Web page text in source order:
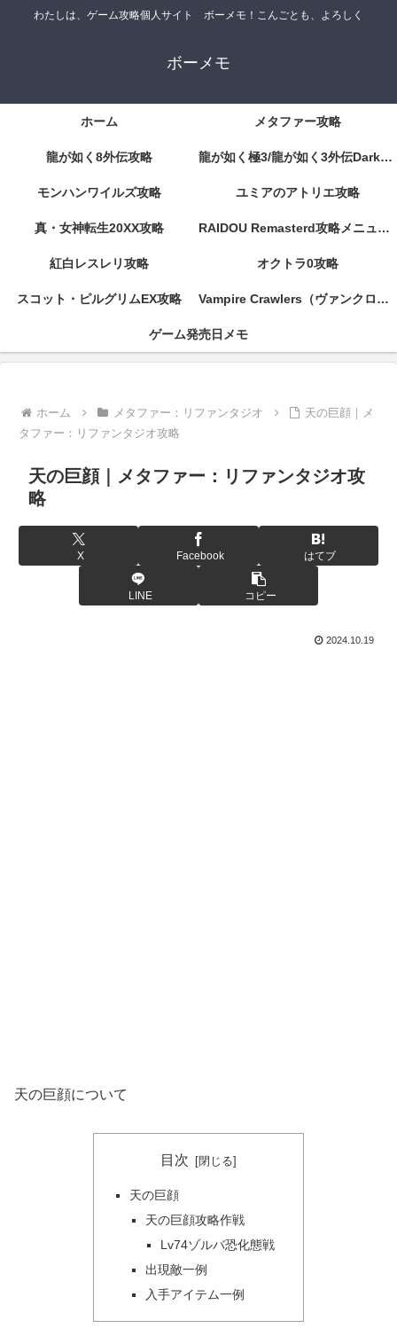
わたしは、ゲーム攻略個人サイト ボーメモ！こんごとも、よろしく
ボーメモ
ホーム メタファー攻略
龍が如く8外伝攻略 龍が如く極3/龍が如く3外伝DarkTies攻略
モンハンワイルズ攻略 ユミアのアトリエ攻略
真・女神転生20XX攻略 RAIDOU Remasterd攻略メニューページ
紅白レスレリ攻略 オクトラ0攻略
スコット・ピルグリムEX攻略 Vampire Crawlers（ヴァンクロ）攻略
ゲーム発売日メモ
ホーム メタファー：リファンタジオ
天の巨顔｜メ
タファー：リファンタジオ攻略
天の巨顔｜メタファー：リファンタジオ攻
略
X Facebook はてブ
LINE コピー
2024.10.19
天の巨顔について
目次
天の巨顔
天の巨顔攻略作戦
Lv74ゾルバ恐化態戦
出現敵一例
入手アイテム一例